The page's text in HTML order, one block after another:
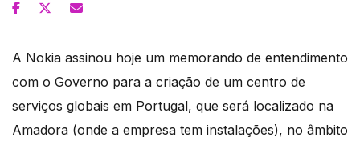
A Nokia assinou hoje um memorando de entendimento
com o Governo para a criação de um centro de
serviços globais em Portugal, que será localizado na
Amadora (onde a empresa tem instalações), no âmbito